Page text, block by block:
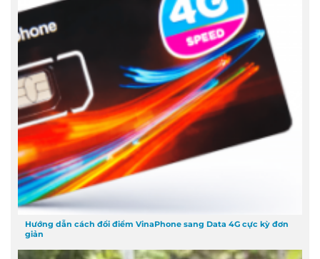
Hướng dẫn cách đổi điểm VinaPhone sang Data 4G cực kỳ đơn
giản